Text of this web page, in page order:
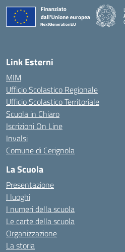
Link Esterni
MIM
Ufficio Scolastico Regionale
Ufficio Scolastico Territoriale
Scuola in Chiaro
Iscrizioni On Line
Invalsi
Comune di Cerignola
La Scuola
Presentazione
I luoghi
I numeri della scuola
Le carte della scuola
Organizzazione
La storia